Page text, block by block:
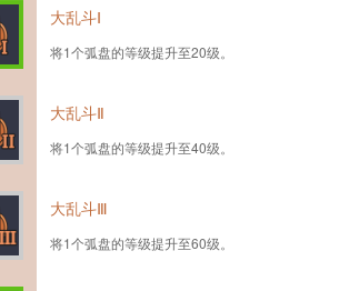
大乱斗Ⅰ
将1个弧盘的等级提升至20级。
大乱斗Ⅱ
将1个弧盘的等级提升至40级。
大乱斗Ⅲ
将1个弧盘的等级提升至60级。